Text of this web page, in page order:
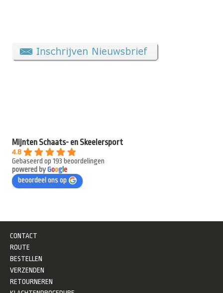
Mijnten Schaats- en Skeelersport
4.8
Gebaseerd op 193 beoordelingen
powered byGooge
beoordeel ons op
CONTACT
ROUTE
BESTELLEN
VERZENDEN
RETOURNEREN